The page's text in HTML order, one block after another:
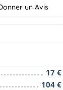
un Avis
17 €
104 €